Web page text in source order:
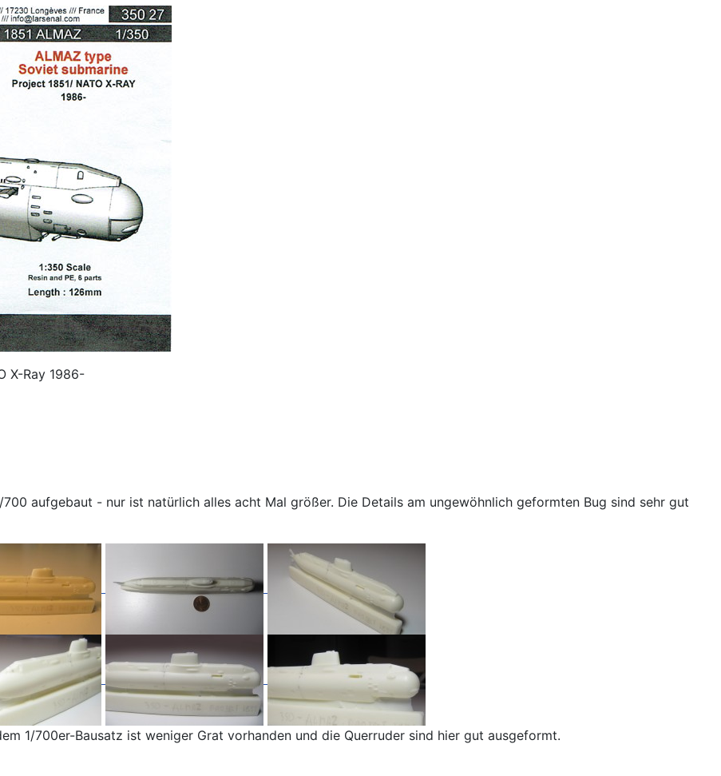
X-Ray 1986-
aufgebaut - nur ist natürlich alles acht Mal größer. Die Details am ungewöhnlich geformten Bug sind sehr gut
1/700er-Bausatz ist weniger Grat vorhanden und die Querruder sind hier gut ausgeformt.